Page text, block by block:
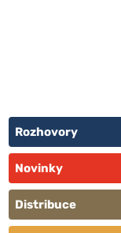
Rozhovory
Novinky
Distribuce